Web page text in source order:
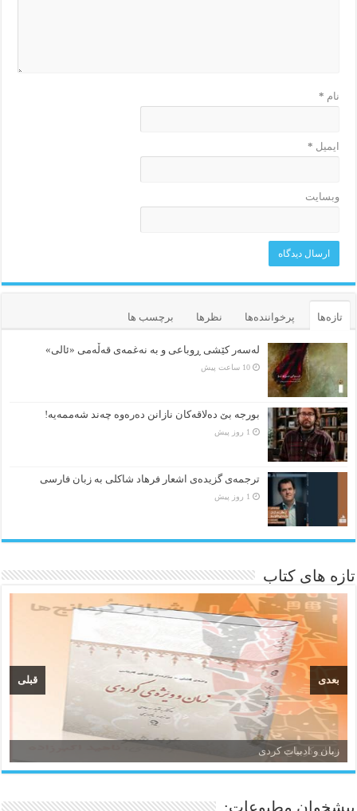
نام *
ایمیل *
وبسایت
تازه‌ها پرخواننده‌ها نظرها برچسب ها
لەسەر کێشی ڕوباعی و به نەغمەی قەڵەمی «ئالی»
10 ساعت پیش
بورجە بێ دەلاقەکان نازانن دەرەوە چەند شەممەیە!
1 روز پیش
ترجمه‌ی گزیده‌‌ی اشعار فرهاد شاکلی به زبان فارسی
1 روز پیش
تازه های کتاب
زبان و ادبیات کردی
قبلی بعدی
پیشخوان مطبوعات: